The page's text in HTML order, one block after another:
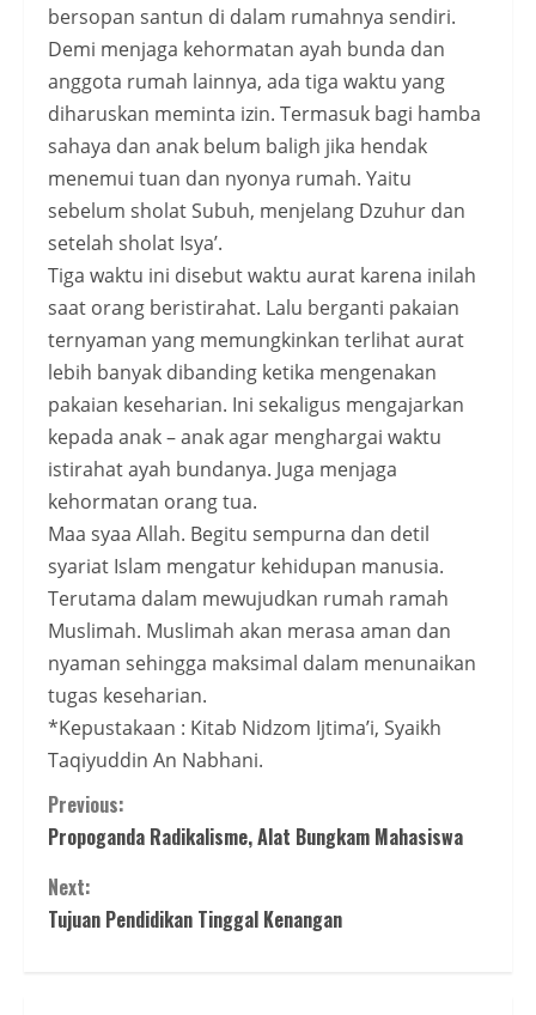
bersopan santun di dalam rumahnya sendiri.
Demi menjaga kehormatan ayah bunda dan
anggota rumah lainnya, ada tiga waktu yang
diharuskan meminta izin. Termasuk bagi hamba
sahaya dan anak belum baligh jika hendak
menemui tuan dan nyonya rumah. Yaitu
sebelum sholat Subuh, menjelang Dzuhur dan
setelah sholat Isya’.
Tiga waktu ini disebut waktu aurat karena inilah
saat orang beristirahat. Lalu berganti pakaian
ternyaman yang memungkinkan terlihat aurat
lebih banyak dibanding ketika mengenakan
pakaian keseharian. Ini sekaligus mengajarkan
kepada anak – anak agar menghargai waktu
istirahat ayah bundanya. Juga menjaga
kehormatan orang tua.
Maa syaa Allah. Begitu sempurna dan detil
syariat Islam mengatur kehidupan manusia.
Terutama dalam mewujudkan rumah ramah
Muslimah. Muslimah akan merasa aman dan
nyaman sehingga maksimal dalam menunaikan
tugas keseharian.
*Kepustakaan : Kitab Nidzom Ijtima’i, Syaikh
Taqiyuddin An Nabhani.
Continue
Reading
Previous:
Propoganda Radikalisme, Alat Bungkam Mahasiswa
Next:
Tujuan Pendidikan Tinggal Kenangan